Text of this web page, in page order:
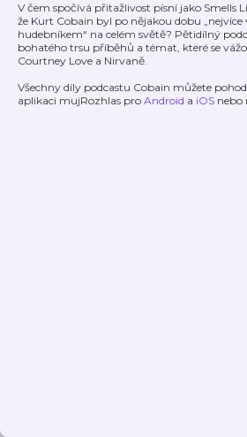
V čem spočívá přitažlivost písní jako Smells
že Kurt Cobain byl po nějakou dobu
hudebníkem“ na celém světě? Pětidílný
bohatého trsu příběhů a témat, které se
Courtney Love a Nirvaně.
Všechny díly podcastu Cobain můžete
aplikaci mujRozhlas pro Android a iOS nebo